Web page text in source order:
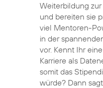
Weiterbildung
und bereiten sie
viel Mentoren-
in der
vor. Kennt Ihr
Karriere als
somit das
würde? Dann